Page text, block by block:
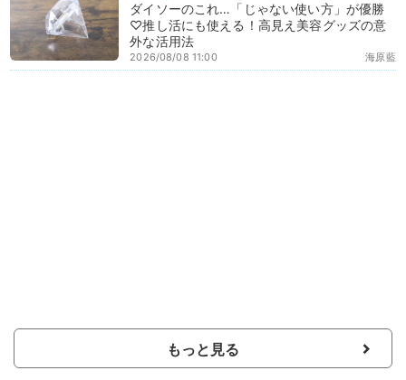
ダイソーのこれ…「じゃない使い方」が優勝
♡推し活にも使える！高見え美容グッズの意
外な活用法
海原藍
2026/08/08 11:00
もっと見る